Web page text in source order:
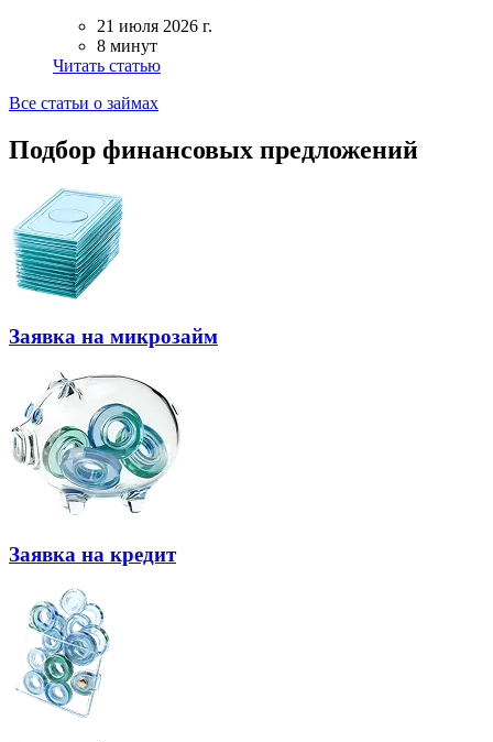
21 июля 2026 г.
8 минут
Читать статью
Все статьи о займах
Подбор финансовых предложений
Заявка на микрозайм
Заявка на кредит